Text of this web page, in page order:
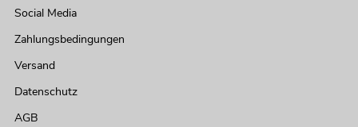
Social Media
Zahlungsbedingungen
Versand
Datenschutz
AGB